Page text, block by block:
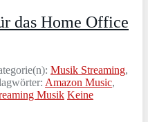
das Home Office
Musik Streaming,
Amazon Music,
Musik Keine